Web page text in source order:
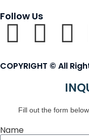
Follow Us
COPYRIGHT © All
Fill out the form
Name